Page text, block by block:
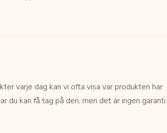
varje dag kan vi ofta visa var produkten har
du kan få tag på den, men det är ingen garanti.